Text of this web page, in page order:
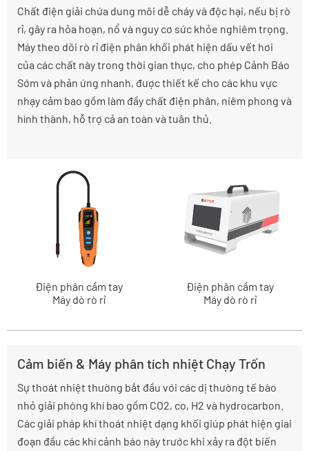
Chất điện giải chứa dung môi dễ cháy và độc hại, nếu bị rò
rỉ, gây ra hỏa hoạn, nổ và nguy cơ sức khỏe nghiêm trọng.
Máy theo dõi rò rỉ điện phân khối phát hiện dấu vết hơi
của các chất này trong thời gian thực, cho phép Cảnh Báo
Sớm và phản ứng nhanh, được thiết kế cho các khu vực
nhạy cảm bao gồm làm đầy chất điện phân, niêm phong và
hình thành, hỗ trợ cả an toàn và tuân thủ.
Điện phân cầm tay
Máy dò rò rỉ
Điện phân cầm tay
Máy dò rò rỉ
Cảm biến & Máy phân tích nhiệt Chạy Trốn
Sự thoát nhiệt thường bắt đầu với các dị thường tế bào
nhỏ giải phóng khí bao gồm CO2, co, H2 và hydrocarbon.
Các giải pháp khí thoát nhiệt dạng khối giúp phát hiện giai
đoạn đầu các khí cảnh báo này trước khi xảy ra đột biến